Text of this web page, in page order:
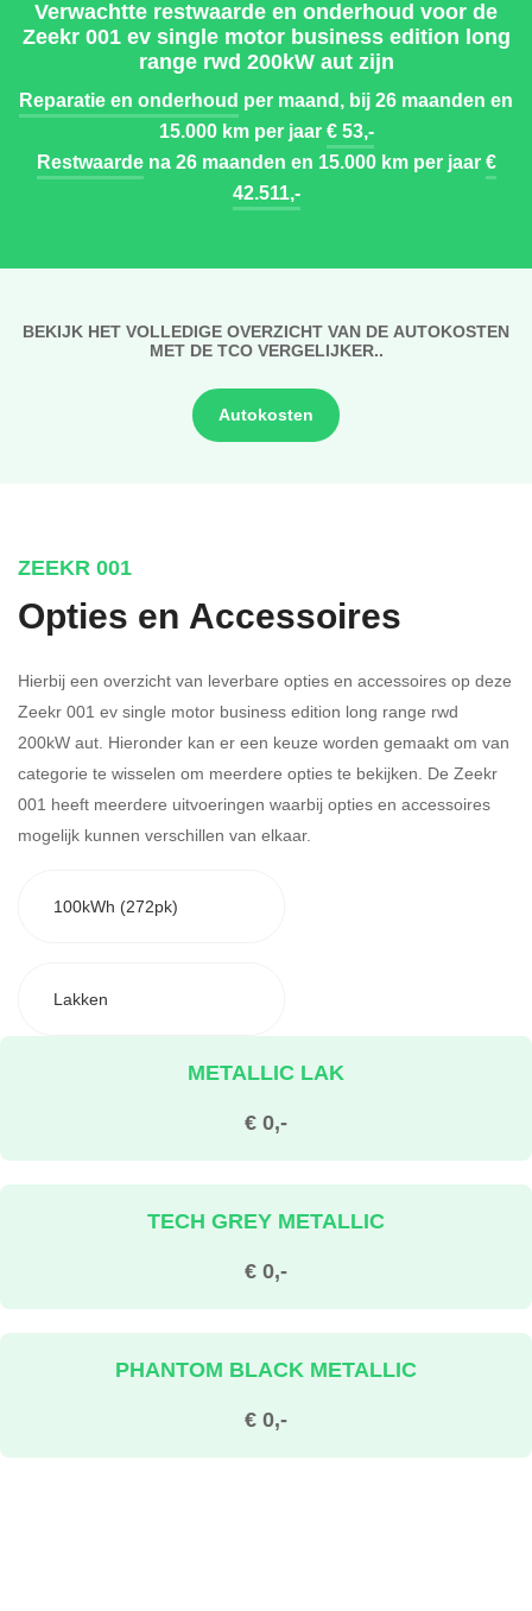
Verwachtte restwaarde en onderhoud voor de
Zeekr 001 ev single motor business edition long
range rwd 200kW aut zijn
Reparatie en onderhoud per maand, bij 26 maanden en
15.000 km per jaar€ 53,-
Restwaardena 26 maanden en 15.000 km per jaar€
42.511,-
BEKIJK HET VOLLEDIGE OVERZICHT VAN DE AUTOKOSTEN
MET DE TCO VERGELIJKER..
Autokosten
ZEEKR 001
Opties en Accessoires
Hierbij een overzicht van leverbare opties en accessoires op deze
Zeekr 001 ev single motor business edition long range rwd
200kW aut. Hieronder kan er een keuze worden gemaakt om van
categorie te wisselen om meerdere opties te bekijken. De Zeekr
001 heeft meerdere uitvoeringen waarbij opties en accessoires
mogelijk kunnen verschillen van elkaar.
100kWh (272pk)
Lakken
€ 0,-
METALLIC LAK
€ 0,-
TECH GREY METALLIC
€ 0,-
PHANTOM BLACK METALLIC